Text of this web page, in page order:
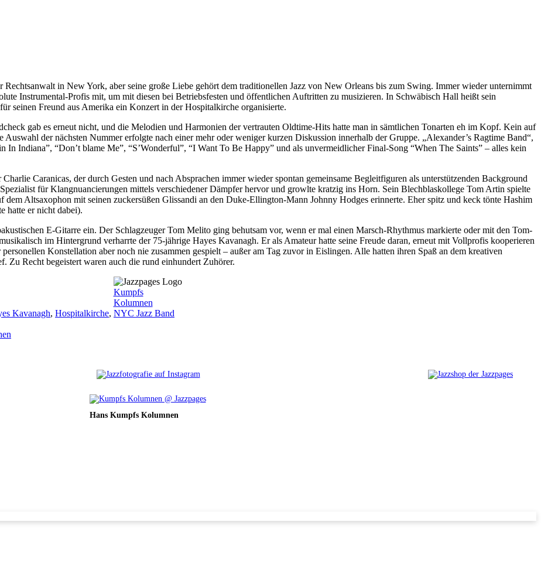
in New York, aber seine große Liebe gehört dem traditionellen Jazz von New Orleans bis zum Swing. Immer wieder unternimmt
Instrumental-Profis mit, um mit diesen bei Betriebsfesten und öffentlichen Auftritten zu musizieren. In Schwäbisch Hall heißt sein
seinen Freund aus Amerika ein Konzert in der Hospitalkirche organisierte.
gab es erneut nicht, und die Melodien und Harmonien der vertrauten Oldtime-Hits hatte man in sämtlichen Tonarten eh im Kopf. Kein auf
der nächsten Nummer erfolgte nach einer mehr oder weniger kurzen Diskussion innerhalb der Gruppe. „Alexander’s Ragtime Band“,
In Indiana”, “Don’t blame Me”, “S’Wonderful”, “I Want To Be Happy” und als unvermeidlicher Final-Song “When The Saints” – alles kein
Caranicas, der durch Gesten und nach Absprachen immer wieder spontan gemeinsame Begleitfiguren als unterstützenden Background
für Klangnuancierungen mittels verschiedener Dämpfer hervor und growlte kratzig ins Horn. Sein Blechblaskollege Tom Artin spielte
dem Altsaxophon mit seinen zuckersüßen Glissandi an den Duke-Ellington-Mann Johnny Hodges erinnerte. Eher spitz und keck tönte Hashim
hatte er nicht dabei).
E-Gitarre ein. Der Schlagzeuger Tom Melito ging behutsam vor, wenn er mal einen Marsch-Rhythmus markierte oder mit den Tom-
im Hintergrund verharrte der 75-jährige Hayes Kavanagh. Er als Amateur hatte seine Freude daran, erneut mit Vollprofis kooperieren
Konstellation aber noch nie zusammen gespielt – außer am Tag zuvor in Eislingen. Alle hatten ihren Spaß an dem kreativen
Zu Recht begeistert waren auch die rund einhundert Zuhörer.
Kumpfs
Kolumnen
Kavanagh, Hospitalkirche, NYC Jazz Band
Hans Kumpfs Kolumnen